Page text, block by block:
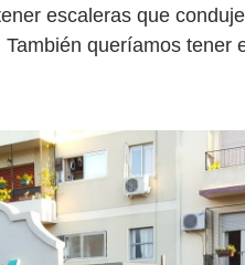
escaleras que
queríamos tener